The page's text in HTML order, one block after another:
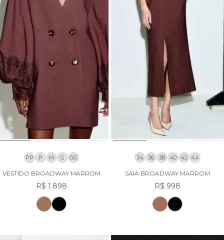
PP P M G GG
VESTIDO BROADWAY MARROM
R$ 1.898
34 36 38 40 42 44
SAIA BROADWAY MARROM
R$ 998